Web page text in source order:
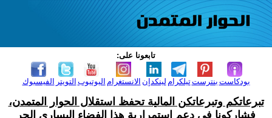
تابعونا على:
الفيسبوك التويتر اليوتيوب الانستغرام لينكدإن تيلكرامبنترست بودكاست
تبرعاتكم وتبرعاتكن المالية تحفظ استقلال الحوار المتمدن،
فشاركونا في دعم استمرارية هذا الفضاء اليساري الحر